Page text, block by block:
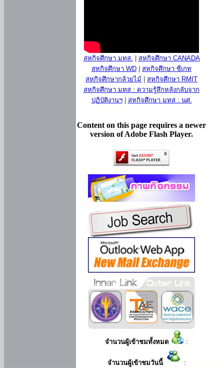
สหกิจศึกษา มทส.
สหกิจศึกษา CANADA
สหกิจศึกษา WD
สหกิจศึกษา ซีเกท
สหกิจศึกษากล้วยไม้
สหกิจศึกษา RMIT
สหกิจศึกษา มทส : ความรู้สึกหลังกลับจาก
ปฏิบัติงานฯ| สหกิจศึกษา มทส : นศ.
Content on this page requires a newer
version of Adobe Flash Player.
จำนวนผู้เข้าชมทั้งหมด :
จำนวนผู้เข้าชมวันนี้ :